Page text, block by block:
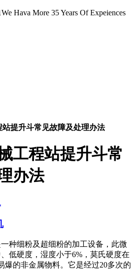
We Hava More 35 Years Of Expeiences
提升斗常见故障及处理办法
工程站提升斗常
办法
种细粉及超细粉的加工设备，此微
低硬度，湿度小于6%，莫氏硬度在
爆的非金属物料。它是经过20多次的